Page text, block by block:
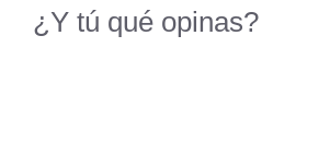
¿Y tú qué opinas?